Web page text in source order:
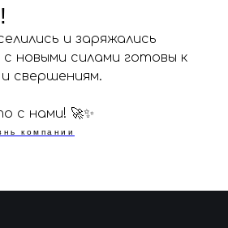
и заряжались
с новыми силами готовы к
свершениям.
с нами! 🚀✨
компании